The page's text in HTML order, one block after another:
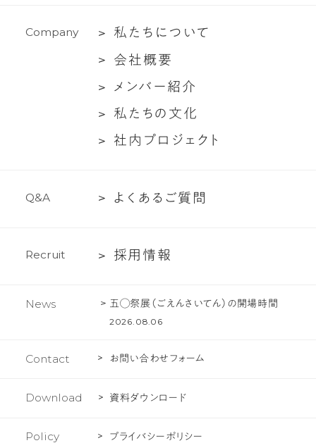
ア
ン
対
談
Company
私
に
つ
私 た ち に つ いて
会
要
会社概要
メ
ー
メ ンバ ー紹介
私
文
私 た ちの 文化
社
ロ
ク
社 内 プロ ジ ェ ク ト
Q&A
よ
る
問
よ く あ る ご質 問
Recruit
採 採用 情報
News 五◯祭展（ごえんさいてん）の開場時間
2026.08.06
Contact お問い合わせフォーム
Download 資料ダウンロード
Policy プライバシーポリシー